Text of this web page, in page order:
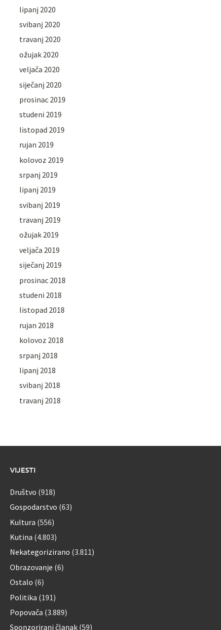
lipanj 2020
svibanj 2020
travanj 2020
ožujak 2020
veljača 2020
siječanj 2020
prosinac 2019
studeni 2019
listopad 2019
rujan 2019
kolovoz 2019
srpanj 2019
lipanj 2019
svibanj 2019
travanj 2019
ožujak 2019
veljača 2019
siječanj 2019
prosinac 2018
studeni 2018
listopad 2018
rujan 2018
kolovoz 2018
srpanj 2018
lipanj 2018
svibanj 2018
travanj 2018
VIJESTI
Društvo (918)
Gospodarstvo (63)
Kultura (556)
Kutina (4.803)
Nekategorizirano (3.811)
Obrazovanje (6)
Ostalo (6)
Politika (191)
Popovača (3.889)
Sponzorirani članak (59)